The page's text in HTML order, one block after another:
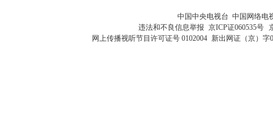
中国中央电视台 中国网络电
违法和不良信息举报 京ICP证060535号
网上传播视听节目许可证号 0102004 新出网证（京）